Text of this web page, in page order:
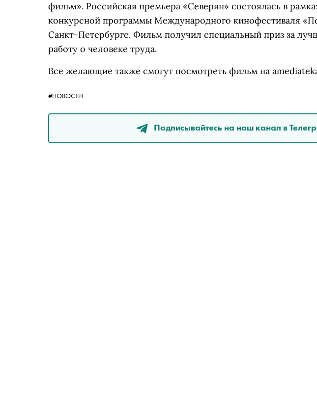
фильм». Российская премьера «Северян» состоялась в
конкурсной программы Международного кинофестиваля
Санкт-Петербурге. Фильм получил специальный приз за
работу о человеке труда.
Все желающие также смогут посмотреть фильм на
#НОВОСТИ
Подписывайтесь на наш канал в